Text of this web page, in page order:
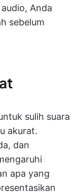
Anda
sebelum
sulih suara
akurat.
dan
apa yang